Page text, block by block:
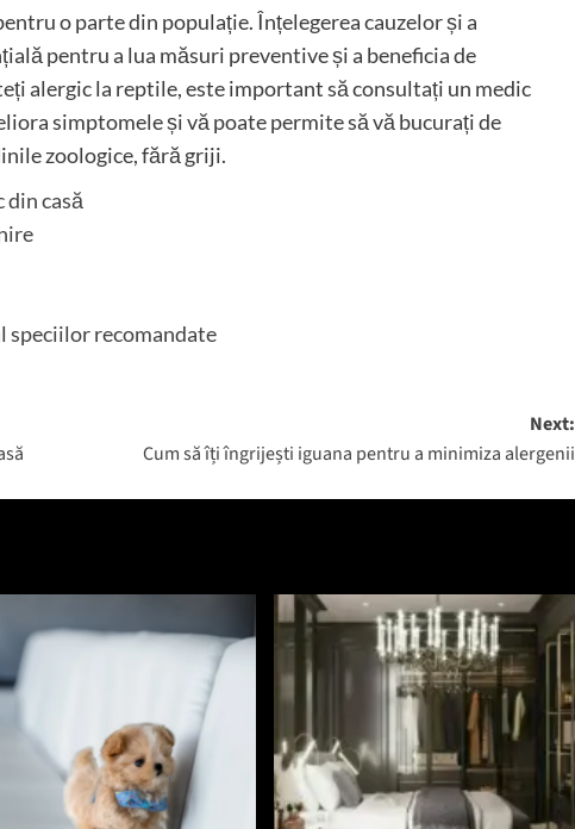
o parte din populație. Înțelegerea cauzelor și a
pentru a lua măsuri preventive și a beneficia de
alergic la reptile, este important să consultați un medic
simptomele și vă poate permite să vă bucurați de
zoologice, fără griji.
casă
speciilor recomandate
Next:
Cum să îți îngrijești iguana pentru a minimiza alergenii